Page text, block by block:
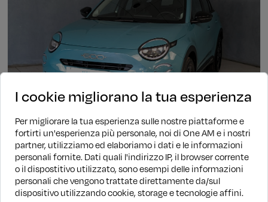
Ibrida Automatico 14.463 KM 2025
Fiat 600
1.2 Hybrid 145cv Automatic Pop
I cookie migliorano la tua esperienza
Per migliorare la tua esperienza sulle nostre piattaforme e
fortirti un'esperienza più personale, noi di One AM e i nostri
partner, utilizziamo ed elaboriamo i dati e le informazioni
personali fornite. Dati quali l'indirizzo IP, il browser corrente
o il dispostitivo utilizzato, sono esempi delle informazioni
personali che vengono trattate direttamente da/sul
dispositivo utilizzando cookie, storage e tecnologie affini.